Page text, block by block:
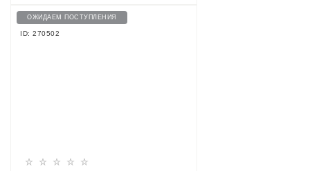
ОЖИДАЕМ ПОСТУПЛЕНИЯ
ID: 270502